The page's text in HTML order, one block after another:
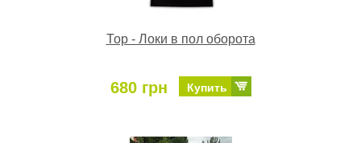
Тор - Локи в пол оборота
680 грн Купить